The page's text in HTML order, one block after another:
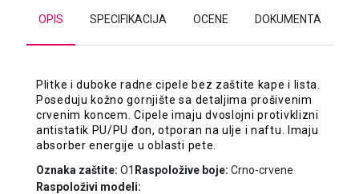
OPIS SPECIFIKACIJA OCENE DOKUMENTA
Plitke i duboke radne cipele bez zaštite kape i lista.
Poseduju kožno gornjište sa detaljima prošivenim
crvenim koncem. Cipele imaju dvoslojni protivklizni
antistatik PU/PU đon, otporan na ulje i naftu. Imaju
absorber energije u oblasti pete.
Oznaka zaštite: O1 Raspoložive boje: Crno-crvene
Raspoloživi modeli: